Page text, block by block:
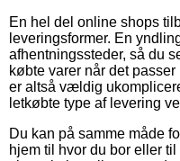
En hel del online shops
leveringsformer. En
afhentningssteder, så du
købte varer når det
er altså vældig
letkøbte type af levering
Du kan på samme måde
hjem til hvor du bor eller